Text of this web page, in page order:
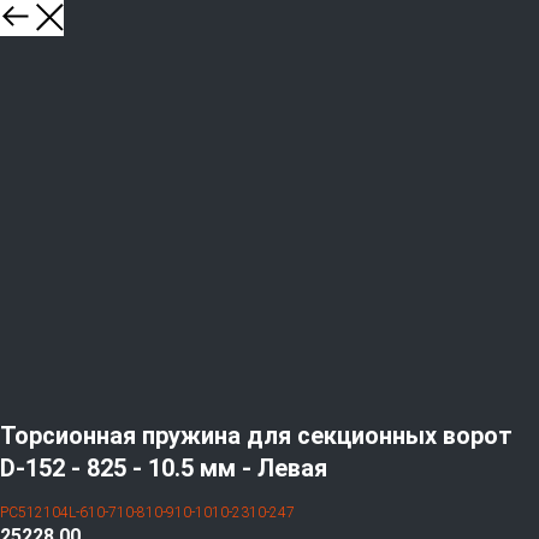
Торсионная пружина для секционных ворот
D-152 - 825 - 10.5 мм - Левая
PC512104L-610-710-810-910-1010-2310-247